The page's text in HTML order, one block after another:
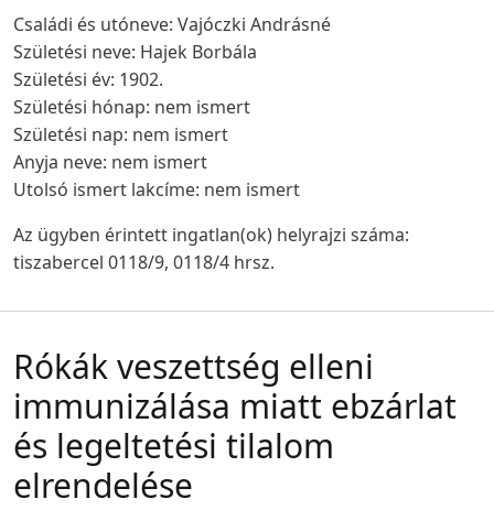
Családi és utóneve: Vajóczki Andrásné
Születési neve: Hajek Borbála
Születési év: 1902.
Születési hónap: nem ismert
Születési nap: nem ismert
Anyja neve: nem ismert
Utolsó ismert lakcíme: nem ismert
Az ügyben érintett ingatlan(ok) helyrajzi száma:
tiszabercel 0118/9, 0118/4 hrsz.
Rókák veszettség elleni
immunizálása miatt ebzárlat
és legeltetési tilalom
elrendelése